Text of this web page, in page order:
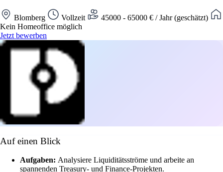
Blomberg Vollzeit
45000 - 65000 € / Jahr (geschätzt)
Kein Homeoffice möglich
Jetzt bewerben
Auf einen Blick
Aufgaben: Analysiere Liquiditätsströme und arbeite an
spannenden Treasury- und Finance-Projekten.